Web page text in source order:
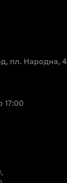
пл. Народна, 4
17:00